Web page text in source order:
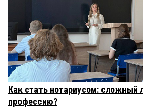
Как стать нотариусом: сложный
профессию?